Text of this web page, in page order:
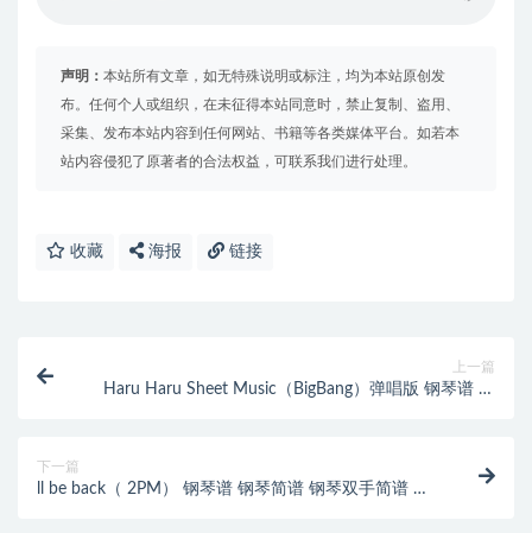
声明： 本站所有文章，如无特殊说明或标注，均为本站原创发
布。任何个人或组织，在未征得本站同意时，禁止复制、盗用、
采集、发布本站内容到任何网站、书籍等各类媒体平台。如若本
站内容侵犯了原著者的合法权益，可联系我们进行处理。
收藏 海报 链接
上一篇
Haru Haru Sheet Music（BigBang）弹唱版 钢琴谱 钢
下一篇
ll be back（ 2PM） 钢琴谱 钢琴简谱 钢琴双手简谱 下